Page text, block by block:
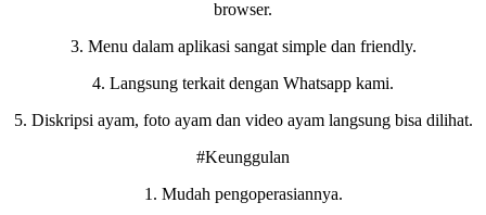
browser.
3. Menu dalam aplikasi sangat simple dan friendly.
4. Langsung terkait dengan Whatsapp kami.
5. Diskripsi ayam, foto ayam dan video ayam langsung bisa dilihat.
#Keunggulan
1. Mudah pengoperasiannya.